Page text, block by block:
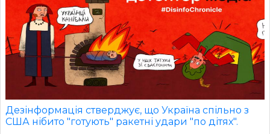
Дезінформація стверджує, що Україна спільно з
США нібито "готують" ракетні удари "по дітях".